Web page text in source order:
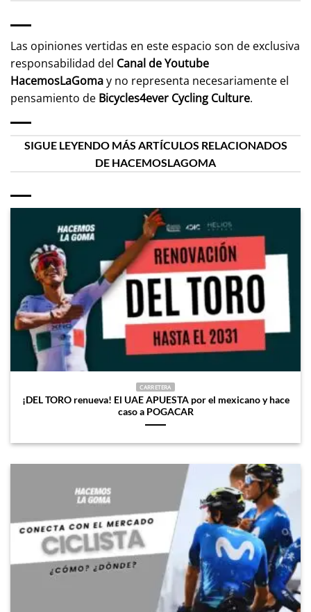
Las opiniones vertidas en este espacio son de exclusiva
responsabilidad del Canal de Youtube
HacemosLaGomay no representa necesariamente el
pensamiento de Bicycles4ever Cycling Culture.
SIGUE LEYENDO MÁS ARTÍCULOS RELACIONADOS
DE HACEMOSLAGOMA
CARRETERA
¡DEL TORO renueva! El UAE APUESTA por el mexicano y hace
caso a POGACAR